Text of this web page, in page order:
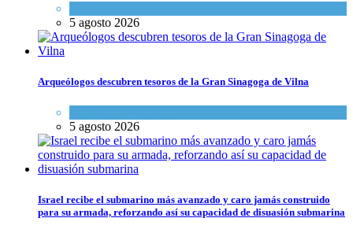
5 agosto 2026
Arqueólogos descubren tesoros de la Gran Sinagoga de Vilna
5 agosto 2026
Israel recibe el submarino más avanzado y caro jamás construido
para su armada, reforzando así su capacidad de disuasión submarina